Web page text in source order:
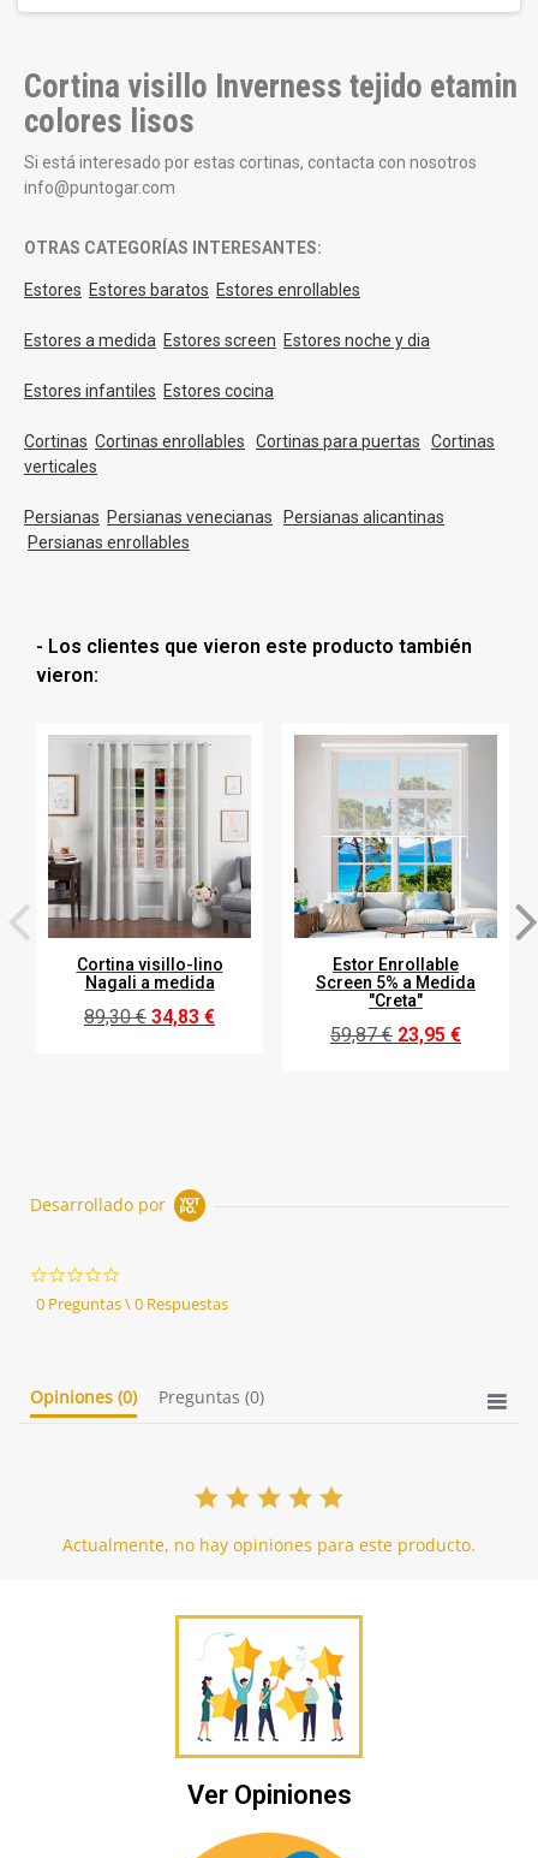
Cortina visillo Inverness tejido etamin
colores lisos
Si está interesado por estas cortinas, contacta con nosotros
info@puntogar.com
OTRAS CATEGORÍAS INTERESANTES:
Estores Estores baratos Estores enrollables
Estores a medida Estores screen Estores noche y dia
Estores infantiles Estores cocina
Cortinas Cortinas enrollables Cortinas para puertas
Cortinas
verticales
Persianas Persianas venecianas
Persianas alicantinas
Persianas enrollables
- Los clientes que vieron este producto también
vieron:
Cortina visillo-lino
Nagali a medida
89,30 € 34,83 €
Estor Enrollable
Screen 5% a Medida
"Creta"
59,87 € 23,95 €
Desarrollado por
star
rating
0 Preguntas \ 0 Respuestas
Opiniones (0) Preguntas (0)
Actualmente, no hay opiniones para este producto.
Ver Opiniones